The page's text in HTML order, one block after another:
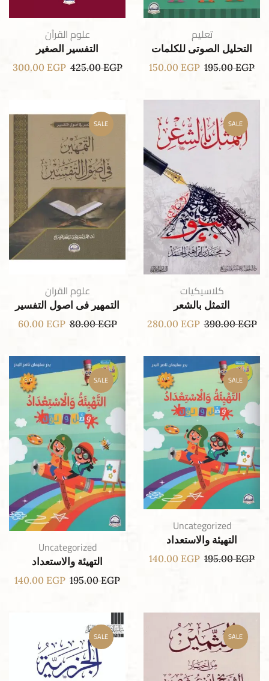
تعليم
التحليل الصوتى للكلمات
195.00EGP
150.00 EGP
علوم القرآن
التفسير الصغير
425.00EGP
300.00 EGP
SALE
كلاسيكيات
التمثل بالشعر
390.00EGP
280.00 EGP
SALE
علوم القران
التمهير فى اصول التفسير
80.00EGP
60.00 EGP
SALE
Uncategorized
التهيئة والاستعداد
195.00EGP
140.00 EGP
SALE
Uncategorized
التهيئة والاستعداد
195.00EGP
140.00 EGP
SALE
SALE